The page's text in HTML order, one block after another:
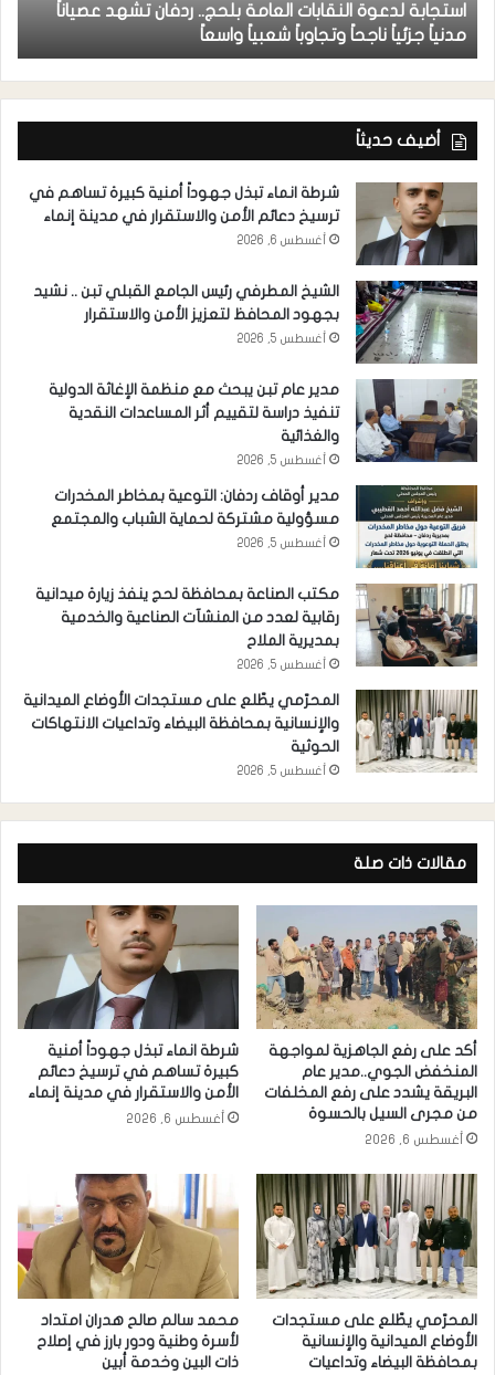
استجابة لدعوة النقابات العامة بلحج.. ردفان تشهد عصياناً
مدنياً جزئياً ناجحاً وتجاوباً شعبياً واسعاً
أضيف حديثاً
شرطة انماء تبذل جهوداً أمنية كبيرة تساهم في
ترسيخ دعائم الأمن والاستقرار في مدينة إنماء
أغسطس 6, 2026
الشيخ المطرفي رئيس الجامع القبلي تبن .. نشيد
بجهود المحافظ لتعزيز الأمن والاستقرار
أغسطس 5, 2026
مدير عام تبن يبحث مع منظمة الإغاثة الدولية
تنفيذ دراسة لتقييم أثر المساعدات النقدية
والغذائية
أغسطس 5, 2026
مدير أوقاف ردفان: التوعية بمخاطر المخدرات
مسؤولية مشتركة لحماية الشباب والمجتمع
أغسطس 5, 2026
مكتب الصناعة بمحافظة لحج ينفذ زيارة ميدانية
رقابية لعدد من المنشآت الصناعية والخدمية
بمديرية الملاح
أغسطس 5, 2026
المحرّمي يطّلع على مستجدات الأوضاع الميدانية
والإنسانية بمحافظة البيضاء وتداعيات الانتهاكات
الحوثية
أغسطس 5, 2026
مقالات ذات صلة
أكد على رفع الجاهزية لمواجهة
المنخفض الجوي..مدير عام
البريقة يشدد على رفع المخلفات
من مجرى السيل بالحسوة
أغسطس 6, 2026
شرطة انماء تبذل جهوداً أمنية
كبيرة تساهم في ترسيخ دعائم
الأمن والاستقرار في مدينة إنماء
أغسطس 6, 2026
المحرّمي يطّلع على مستجدات
الأوضاع الميدانية والإنسانية
بمحافظة البيضاء وتداعيات
محمد سالم صالح هدران امتداد
لأسرة وطنية ودور بارز في إصلاح
ذات البين وخدمة أبين